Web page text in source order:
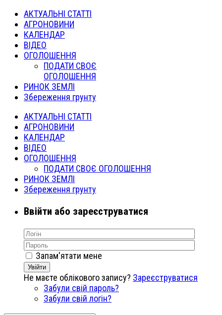
АКТУАЛЬНІ СТАТТІ
АГРОНОВИНИ
КАЛЕНДАР
ВІДЕО
ОГОЛОШЕННЯ
ПОДАТИ СВОЄ
ОГОЛОШЕННЯ
РИНОК ЗЕМЛІ
Збереження грунту
АКТУАЛЬНІ СТАТТІ
АГРОНОВИНИ
КАЛЕНДАР
ВІДЕО
ОГОЛОШЕННЯ
ПОДАТИ СВОЄ ОГОЛОШЕННЯ
РИНОК ЗЕМЛІ
Збереження грунту
Ввійти або зареєструватися
Запам'ятати мене
Увійти
Не маєте облікового запису? Зареєструватися
Забули свій пароль?
Забули свій логін?